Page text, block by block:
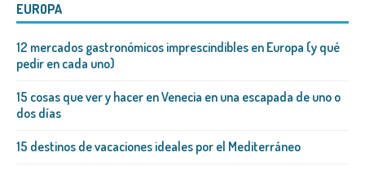
EUROPA
12 mercados gastronómicos imprescindibles en Europa (y qué
pedir en cada uno)
15 cosas que ver y hacer en Venecia en una escapada de uno o
dos días
15 destinos de vacaciones ideales por el Mediterráneo